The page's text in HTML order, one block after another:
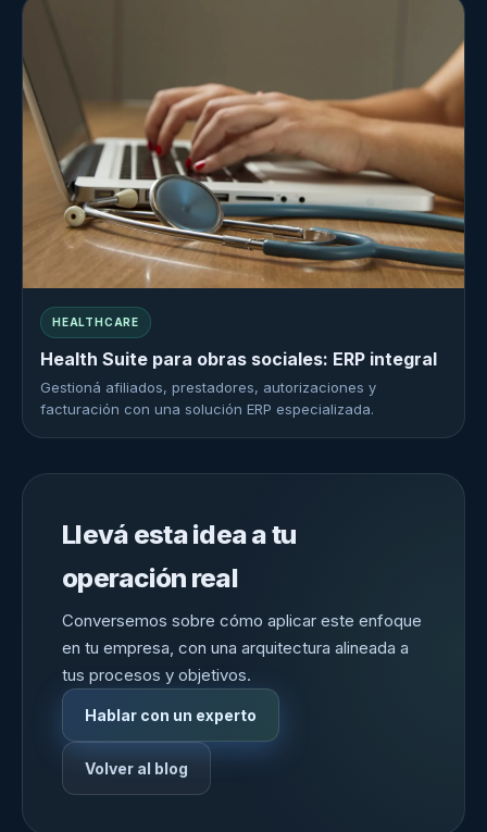
HEALTHCARE
Health Suite para obras sociales: ERP integral
Gestioná afiliados, prestadores, autorizaciones y
facturación con una solución ERP especializada.
Llevá esta idea a tu
operación real
Conversemos sobre cómo aplicar este enfoque
en tu empresa, con una arquitectura alineada a
tus procesos y objetivos.
Hablar con un experto
Volver al blog